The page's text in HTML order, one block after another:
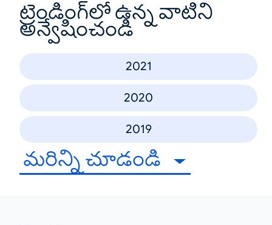
ట్రెండింగ్‌లో ఉన్న వాటిని
అన్వేషించండి
2021
2020
2019
మరిన్ని చూడండి